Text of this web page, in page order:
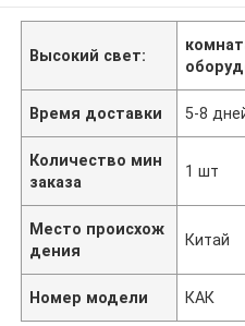
Высокий свет:
Время доставки 5-8
Количество мин
заказа
1 шт
Место происхож
дения
Китай
Номер модели КАК